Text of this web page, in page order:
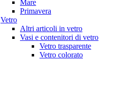
Mare
Primavera
Vetro
Altri articoli in vetro
Vasi e contenitori di vetro
Vetro trasparente
Vetro colorato